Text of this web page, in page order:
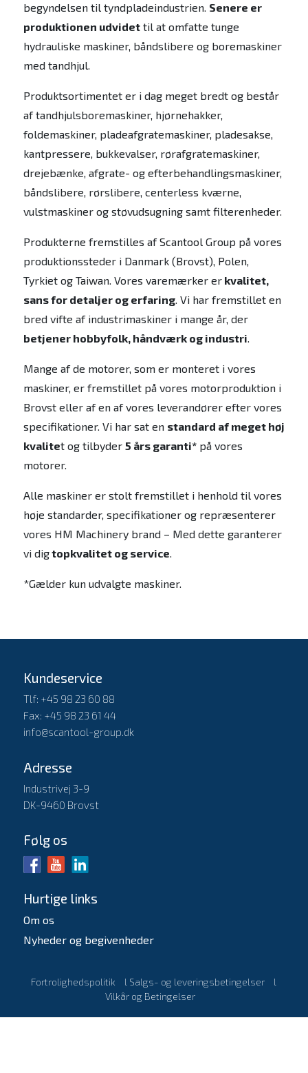
begyndelsen til tyndpladeindustrien. Senere er
produktionen udvidettil at omfatte tunge
hydrauliske maskiner, båndslibere og boremaskiner
med tandhjul.
Produktsortimentet er i dag meget bredt og består
af tandhjulsboremaskiner, hjørnehakker,
foldemaskiner, pladeafgratemaskiner, pladesakse,
kantpressere, bukkevalser, rørafgratemaskiner,
drejebænke, afgrate- og efterbehandlingsmaskiner,
båndslibere, rørslibere, centerless kværne,
vulstmaskiner og støvudsugning samt filterenheder.
Produkterne fremstilles af Scantool Group på vores
produktionssteder i Danmark (Brovst), Polen,
Tyrkiet og Taiwan. Vores varemærker erkvalitet,
sans for detaljer og erfaring. Vi har fremstillet en
bred vifte af industrimaskiner i mange år, der
betjener hobbyfolk, håndværk og industri.
Mange af de motorer, som er monteret i vores
maskiner, er fremstillet på vores motorproduktion i
Brovst eller af en af vores leverandører efter vores
specifikationer. Vi har sat en standard af meget høj
kvalitet og tilbyder 5 års garanti*på vores
motorer.
Alle maskiner er stolt fremstillet i henhold til vores
høje standarder, specifikationer og repræsenterer
vores HM Machinery brand – Med dette garanterer
vi digtopkvalitet og service.
*Gælder kun udvalgte maskiner.
Kundeservice
Tlf: +45 98 23 60 88
Fax: +45 98 23 61 44
info@scantool-group.dk
Adresse
Industrivej 3-9
DK-9460 Brovst
Følg os
Hurtige links
Om os
Nyheder og begivenheder
Fortrolighedspolitik l Salgs- og leveringsbetingelser
l
Vilkår og Betingelser